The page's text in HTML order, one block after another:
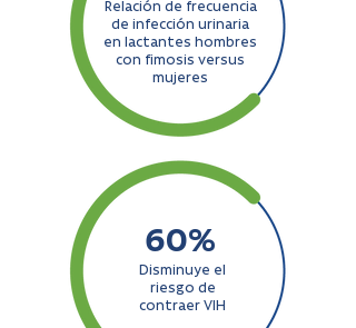
Relación de frecuencia
de infección urinaria
en lactantes hombres
con fimosis versus
mujeres
60%
Disminuye el
riesgo de
contraer VIH